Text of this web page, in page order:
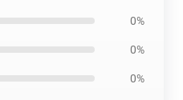
0%
0%
0%